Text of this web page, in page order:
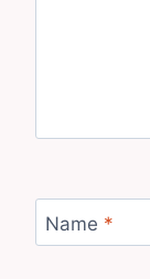
Name *